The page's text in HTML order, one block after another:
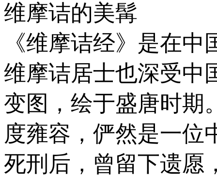
维摩诘的美髯
《维摩诘经》是在
维摩诘居士也深受中
变图，绘于盛唐时期
度雍容，俨然是一位
死刑后，曾留下遗愿